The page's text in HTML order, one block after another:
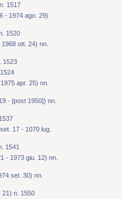
1517
- 1974 ago. 29)
1520
ott. 24) nn.
1523
apr. 25) nn.
- [post 1950]) nn.
17 - 1070 lug.
1541
- 1973 giu. 12) nn.
set. 30) nn.
21) n. 1550